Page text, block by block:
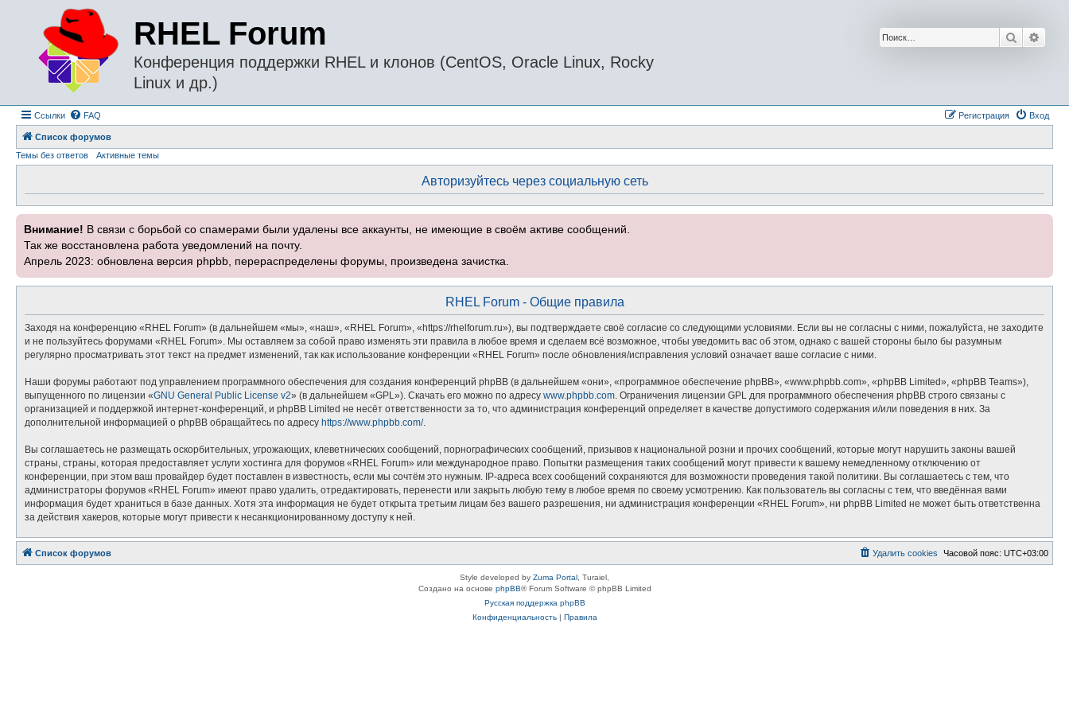
RHEL Forum
Конференция поддержки RHEL и клонов (CentOS, Oracle Linux, Rocky
Linux и др.)
Поиск
Ссылки FAQ Вход
Регистрация
Список форумов
Темы без ответов
Активные темы
Авторизуйтесь через социальную сеть
Внимание! В связи с борьбой со спамерами были удалены все аккаунты, не имеющие в своём активе сообщений.
Так же восстановлена работа уведомлений на почту.
Апрель 2023: обновлена версия phpbb, перераспределены форумы, произведена зачистка.
RHEL Forum - Общие правила
Заходя на конференцию «RHEL Forum» (в дальнейшем «мы», «наш», «RHEL Forum», «https://rhelforum.ru»), вы подтверждаете своё согласие со следующими условиями. Если вы не согласны с ними, пожалуйста, не заходите
и не пользуйтесь форумами «RHEL Forum». Мы оставляем за собой право изменять эти правила в любое время и сделаем всё возможное, чтобы уведомить вас об этом, однако с вашей стороны было бы разумным
регулярно просматривать этот текст на предмет изменений, так как использование конференции «RHEL Forum» после обновления/исправления условий означает ваше согласие с ними.
Наши форумы работают под управлением программного обеспечения для создания конференций phpBB (в дальнейшем «они», «программное обеспечение phpBB», «www.phpbb.com», «phpBB Limited», «phpBB Teams»),
выпущенного по лицензии «GNU General Public License v2» (в дальнейшем «GPL»). Скачать его можно по адресу www.phpbb.com. Ограничения лицензии GPL для программного обеспечения phpBB строго связаны с
организацией и поддержкой интернет-конференций, и phpBB Limited не несёт ответственности за то, что администрация конференций определяет в качестве допустимого содержания и/или поведения в них. За
дополнительной информацией о phpBB обращайтесь по адресу https://www.phpbb.com/.
Вы соглашаетесь не размещать оскорбительных, угрожающих, клеветнических сообщений, порнографических сообщений, призывов к национальной розни и прочих сообщений, которые могут нарушить законы вашей
страны, страны, которая предоставляет услуги хостинга для форумов «RHEL Forum» или международное право. Попытки размещения таких сообщений могут привести к вашему немедленному отключению от
конференции, при этом ваш провайдер будет поставлен в известность, если мы сочтём это нужным. IP-адреса всех сообщений сохраняются для возможности проведения такой политики. Вы соглашаетесь с тем, что
администраторы форумов «RHEL Forum» имеют право удалить, отредактировать, перенести или закрыть любую тему в любое время по своему усмотрению. Как пользователь вы согласны с тем, что введённая вами
информация будет храниться в базе данных. Хотя эта информация не будет открыта третьим лицам без вашего разрешения, ни администрация конференции «RHEL Forum», ни phpBB Limited не может быть ответственна
за действия хакеров, которые могут привести к несанкционированному доступу к ней.
Список форумов Часовой пояс: UTC+03:00
Удалить cookies
Style developed by Zuma Portal , Turaiel,
Создано на основе phpBB® Forum Software © phpBB Limited
Русская поддержка phpBB
Конфиденциальность| Правила